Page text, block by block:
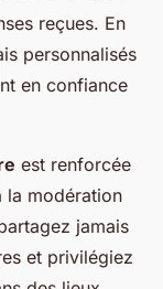
reçues. En
personnalisés
en confiance
est renforcée
la modération
jamais
et privilégiez